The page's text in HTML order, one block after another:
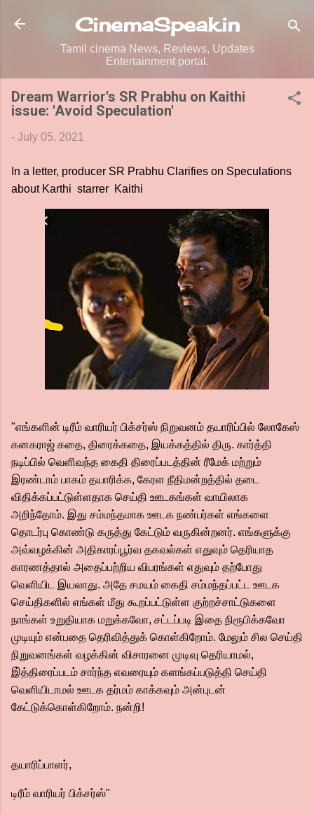
Skip to main content
CinemaSpeak.in
Tamil cinema News, Reviews, Updates
Entertainment portal.
Dream Warrior's SR Prabhu on Kaithi
issue: 'Avoid Speculation'
- July 05, 2021
In a letter, producer SR Prabhu Clarifies on Speculations
about Karthi starrer Kaithi
"எங்களின் டிரீம் வாரியர் பிக்சர்ஸ் நிறுவனம் தயாரிப்பில் லோகேஸ்
கனகராஜ் கதை, திரைக்கதை, இயக்கத்தில் திரு. கார்த்தி
நடிப்பில் வெளிவந்த கைதி திரைப்படத்தின் ரீமேக் மற்றும்
இரண்டாம் பாகம் தயாரிக்க, கேரள நீதிமன்றத்தில் தடை
விதிக்கப்பட்டுள்ளதாக செய்தி ஊடகங்கள் வாயிலாக
அறிந்தோம். இது சம்மந்தமாக ஊடக நண்பர்கள் எங்களை
தொடர்பு கொண்டு கருத்து கேட்டும் வருகின்றனர். எங்களுக்கு
அவ்வழக்கின் அதிகாரப்பூர்வ தகவல்கள் எதுவும் தெரியாத
காரணத்தால் அதைப்பற்றிய விபரங்கள் எதுவும் தற்போது
வெளியிட இயலாது. அதே சமயம் கைதி சம்மந்தப்பட்ட ஊடக
செய்திகளில் எங்கள் மீது கூறப்பட்டுள்ள குற்றச்சாட்டுகளை
நாங்கள் உறுதியாக மறுக்கவோ, சட்டப்படி இதை நிரூபிக்கவோ
முடியும் என்பதை தெரிவித்துக் கொள்கிறோம். மேலும் சில செய்தி
நிறுவனங்கள் வழக்கின் விசாரனை முடிவு தெரியாமல்,
இ்த்திரைப்படம் சார்ந்த எவரையும் களங்கப்படுத்தி செய்தி
வெளியிடாமல் ஊடக தர்மம் காக்கவும் அன்புடன்
கேட்டுக்கொள்கிறோம். நன்றி!
தயாரிப்பாளர்,
டிரீம் வாரியர் பிக்சர்ஸ்"